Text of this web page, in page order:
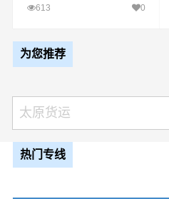
613 0
为您推荐
热门专线